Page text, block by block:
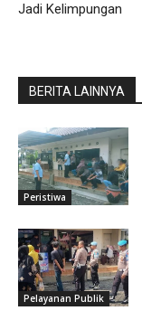
Jadi Kelimpungan
BERITA LAINNYA
Peristiwa
Pelayanan Publik